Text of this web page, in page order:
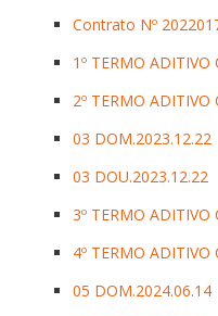
Contrato Nº
1º TERMO
2º TERMO
03 DOM.2023.12.22
03 DOU.2023.12.22
3º TERMO
4º TERMO
05 DOM.2024.06.14